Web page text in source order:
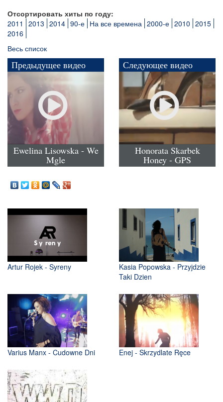
Отсортировать хиты по году:
2011
2013 2014 90-е На все времена 2000-е 2010 2015
2016
Весь список
Предыдущее видео
Ewelina Lisowska - We
Mgle
Следующее видео
Honorata Skarbek
Honey - GPS
Artur Rojek - Syreny
Kasia Popowska - Przyjdzie
Taki Dzien
Varius Manx - Cudowne Dni Enej - Skrzydlate Ręce